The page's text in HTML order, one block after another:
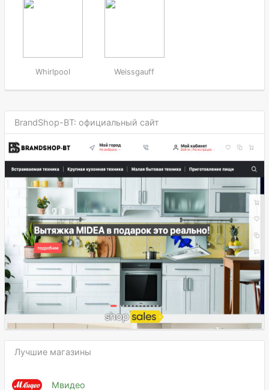
Whirlpool Weissgauff
BrandShop-BT: официальный сайт
Лучшие магазины
Мвидео